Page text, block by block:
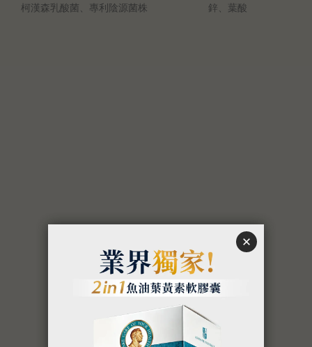
柯漢森乳酸菌、專利陰源菌株 鋅、葉酸